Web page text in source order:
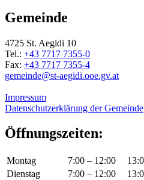
Gemeinde
4725 St. Aegidi 10
Tel.: +43 7717 7355-0
Fax: +43 7717 7355-4
gemeinde@st-aegidi.ooe.gv.at
Impressum
Datenschutzerklärung der Gemeinde
Öffnungszeiten:
Montag 7:00 – 12:00
Dienstag
7:00 – 12:00